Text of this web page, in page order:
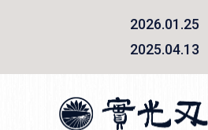
2026.01.25
2025.04.13